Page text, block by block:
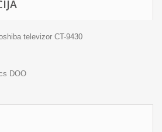
televizor CT-9430
DOO